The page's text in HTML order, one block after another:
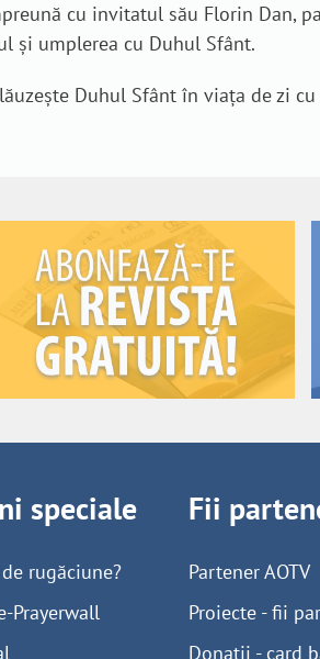
cu invitatul său Florin Dan,
și umplerea cu Duhul Sfânt.
Duhul Sfânt în viața de zi
speciale
rugăciune?
Prayerwall
Fii
Partener AOTV
Proiecte - fii
Donații - card